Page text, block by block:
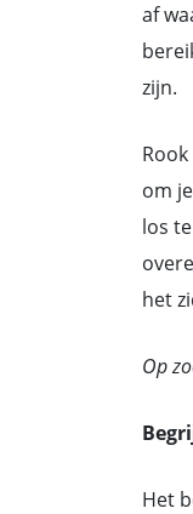
af
zijn.
om
los
het
Op
Het